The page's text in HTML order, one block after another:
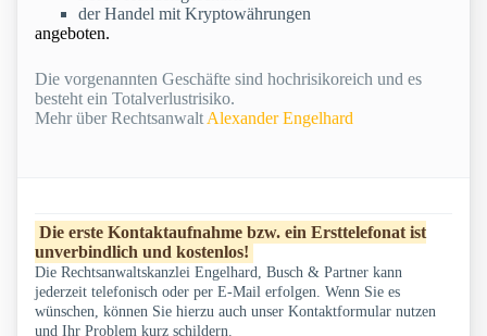
der Handel mit Kryptowährungen
angeboten.
Die vorgenannten Geschäfte sind hochrisikoreich und es
besteht ein Totalverlustrisiko.
Mehr über Rechtsanwalt Alexander Engelhard
Die erste Kontaktaufnahme bzw. ein Ersttelefonat ist
unverbindlich und kostenlos!
Die Rechtsanwaltskanzlei Engelhard, Busch & Partner kann
jederzeit telefonisch oder per E-Mail erfolgen. Wenn Sie es
wünschen, können Sie hierzu auch unser Kontaktformular nutzen
und Ihr Problem kurz schildern.